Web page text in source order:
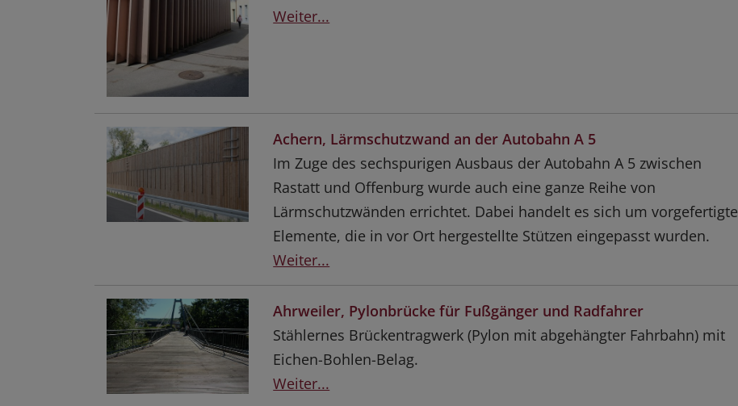
Weiter...
Achern, Lärmschutzwand an der Autobahn A 5
Im Zuge des sechspurigen Ausbaus der Autobahn A 5 zwischen
Rastatt und Offenburg wurde auch eine ganze Reihe von
Lärmschutzwänden errichtet. Dabei handelt es sich um vorgefertigte
Elemente, die in vor Ort hergestellte Stützen eingepasst wurden.
Weiter...
Ahrweiler, Pylonbrücke für Fußgänger und Radfahrer
Stählernes Brückentragwerk (Pylon mit abgehängter Fahrbahn) mit
Eichen-Bohlen-Belag.
Weiter...